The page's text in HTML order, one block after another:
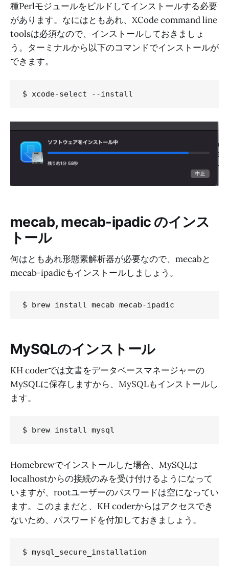
種Perlモジュールをビルドしてインストールする必要
があります。なにはともあれ、XCode command line
toolsは必須なので、インストールしておきましょ
う。ターミナルから以下のコマンドでインストールが
できます。
mecab, mecab-ipadic のインス
トール
何はともあれ形態素解析器が必要なので、mecabと
mecab-ipadicもインストールしましょう。
MySQLのインストール
KH coderでは文書をデータベースマネージャーの
MySQLに保存しますから、MySQLもインストールし
ます。
Homebrewでインストールした場合、MySQLは
localhostからの接続のみを受け付けるようになって
いますが、rootユーザーのパスワードは空になってい
ます。このままだと、KH coderからはアクセスでき
ないため、パスワードを付加しておきましょう。